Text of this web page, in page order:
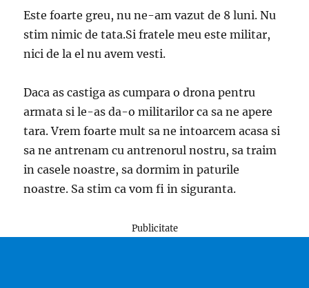
Este foarte greu, nu ne-am vazut de 8 luni. Nu
stim nimic de tata.Si fratele meu este militar,
nici de la el nu avem vesti.
Daca as castiga as cumpara o drona pentru
armata si le-as da-o militarilor ca sa ne apere
tara. Vrem foarte mult sa ne intoarcem acasa si
sa ne antrenam cu antrenorul nostru, sa traim
in casele noastre, sa dormim in paturile
noastre. Sa stim ca vom fi in siguranta.
Publicitate